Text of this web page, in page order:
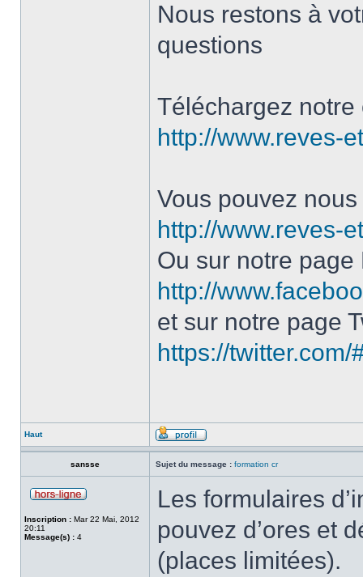
Nous restons à
questions
Téléchargez
http://www.reves-
Vous pouvez
http://www.reves-
Ou sur notre page
http://
et sur notre page
https://twitter.com/
Haut
sansse Sujet du message : formation cr
Inscription : Mar 22 Mai, 2012
20:11
Message(s) : 4
Les formulaires
pouvez d’ores et
(places limitées).